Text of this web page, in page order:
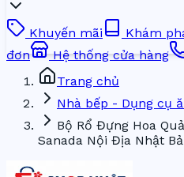
Khuyến mãi Khám
đơn
Hệ thống cửa hàng
Trang chủ
Nhà bếp - Dụng cụ
Bộ Rổ Đựng Hoa
Sanada Nội Địa Nhật